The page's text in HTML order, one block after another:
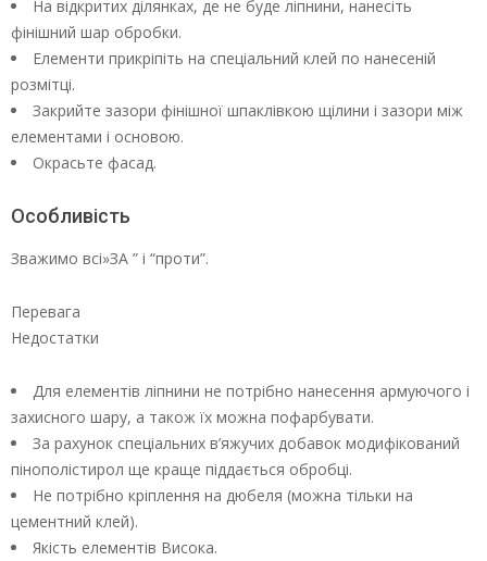
На відкритих ділянках, де не буде ліпнини, нанесіть
фінішний шар обробки.
Елементи прикріпіть на спеціальний клей по нанесеній
розмітці.
Закрийте зазори фінішної шпаклівкою щілини і зазори між
елементами і основою.
Окрасьте фасад.
Особливість
Зважимо всі»ЗА ” і “проти”.
Перевага
Недостатки
Для елементів ліпнини не потрібно нанесення армуючого і
захисного шару, а також їх можна пофарбувати.
За рахунок спеціальних в’яжучих добавок модифікований
пінополістирол ще краще піддається обробці.
Не потрібно кріплення на дюбеля (можна тільки на
цементний клей).
Якість елементів Висока.